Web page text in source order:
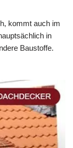
kommt auch im
in
Baustoffe.